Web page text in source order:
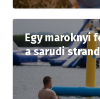
Egy maroknyi
a sarudi